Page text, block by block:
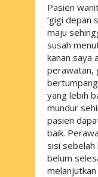
Pasien
‘gigi depan
maju
susah
kanan saya
perawatan,
yang lebih
mundur
pasien
baik.
sisi sebelah
belum